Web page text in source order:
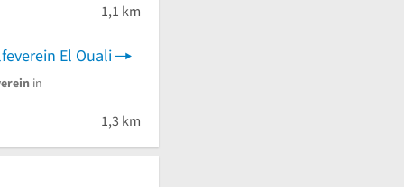
5 Sternen 1,1 km
El Ouali
in
1,3 km